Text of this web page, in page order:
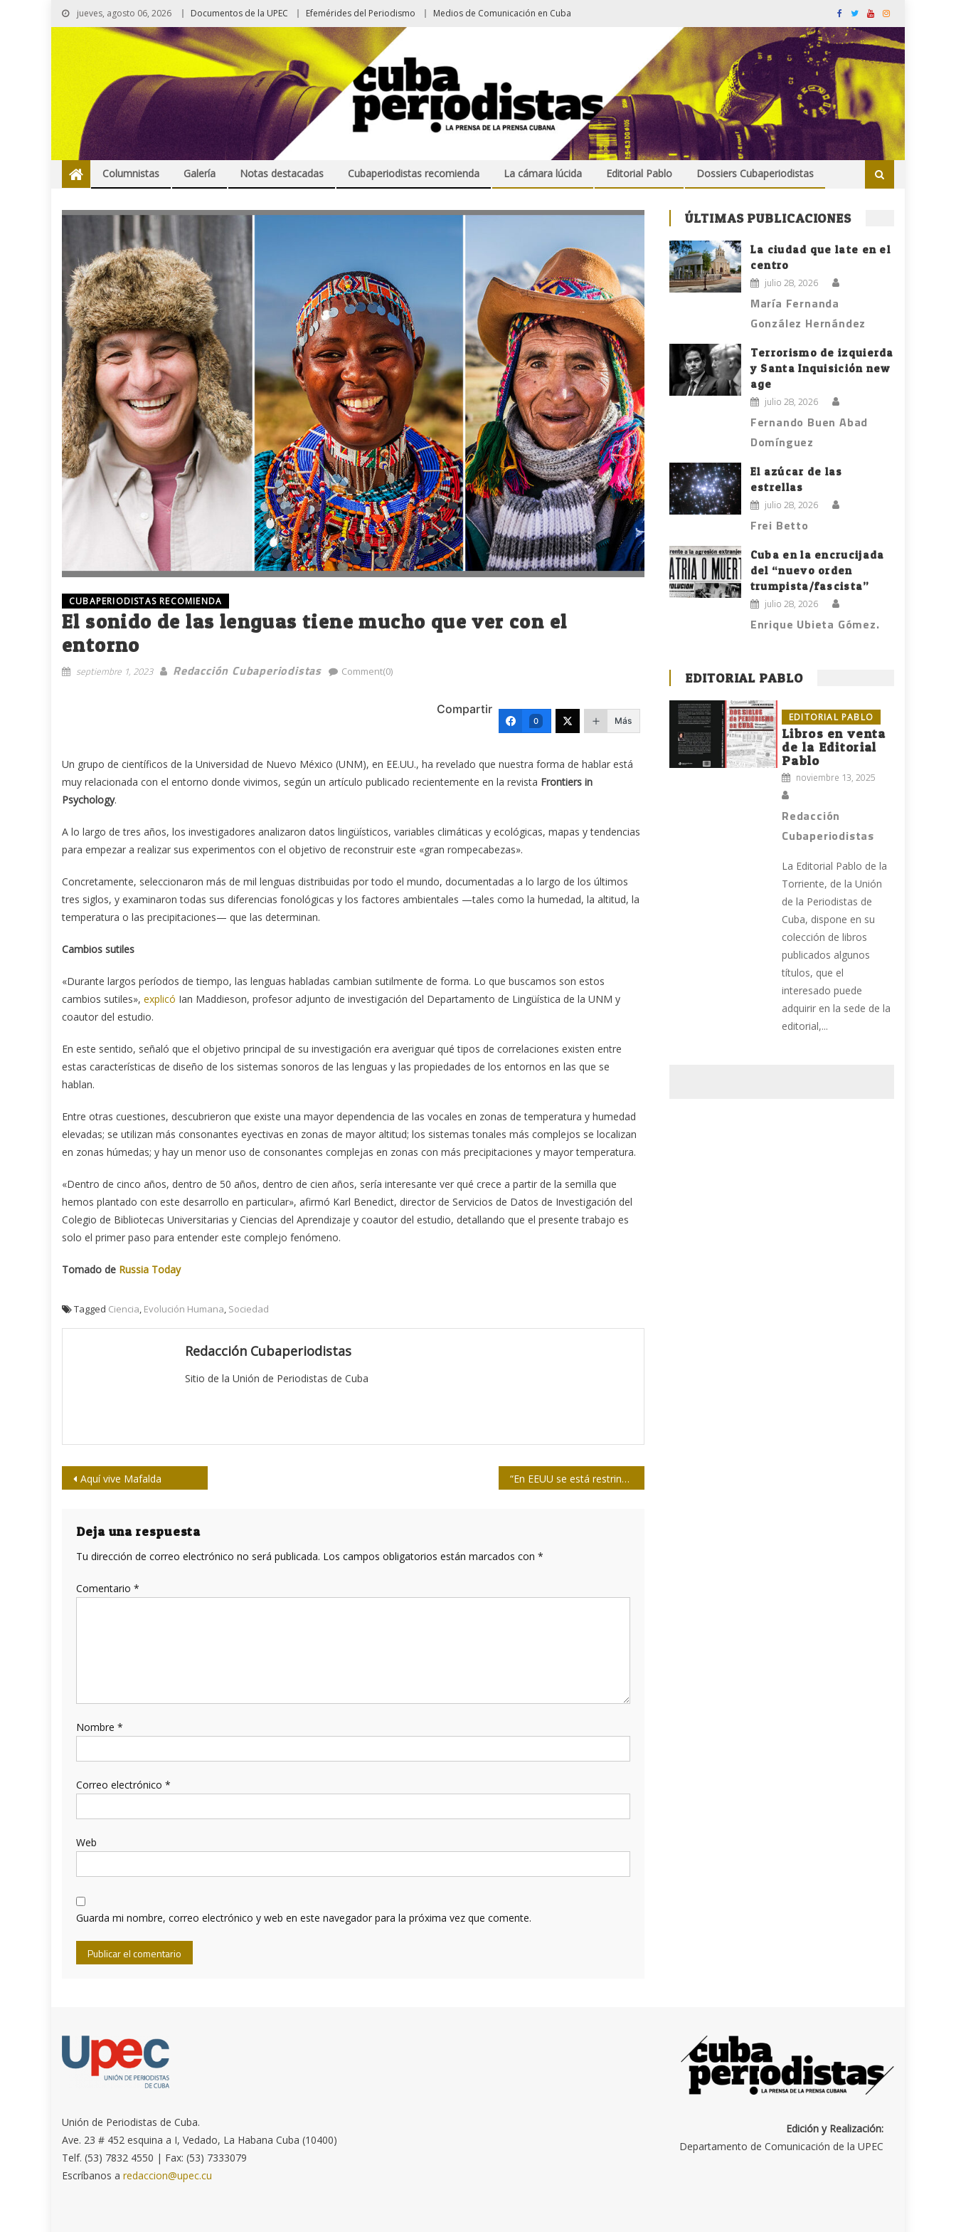
jueves, agosto 06, 2026 Documentos de la UPEC Efemérides del Periodismo Medios de Comunicación en Cuba
Columnistas Galería Notas destacadas Cubaperiodistas recomienda La cámara lúcida Editorial Pablo Dossiers Cubaperiodistas
CUBAPERIODISTAS RECOMIENDA
El sonido de las lenguas tiene mucho que ver con el
entorno
septiembre 1, 2023 Redacción Cubaperiodistas Comment(0)
Compartir
0 Más
Un grupo de científicos de la Universidad de Nuevo México (UNM), en EE.UU., ha revelado que nuestra forma de hablar está
muy relacionada con el entorno donde vivimos, según un artículo publicado recientemente en la revista Frontiers in
Psychology.
A lo largo de tres años, los investigadores analizaron datos lingüísticos, variables climáticas y ecológicas, mapas y tendencias
para empezar a realizar sus experimentos con el objetivo de reconstruir este «gran rompecabezas».
Concretamente, seleccionaron más de mil lenguas distribuidas por todo el mundo, documentadas a lo largo de los últimos
tres siglos, y examinaron todas sus diferencias fonológicas y los factores ambientales —tales como la humedad, la altitud, la
temperatura o las precipitaciones— que las determinan.
Cambios sutiles
«Durante largos períodos de tiempo, las lenguas habladas cambian sutilmente de forma. Lo que buscamos son estos
cambios sutiles», explicó Ian Maddieson, profesor adjunto de investigación del Departamento de Lingüística de la UNM y
coautor del estudio.
En este sentido, señaló que el objetivo principal de su investigación era averiguar qué tipos de correlaciones existen entre
estas características de diseño de los sistemas sonoros de las lenguas y las propiedades de los entornos en las que se
hablan.
Entre otras cuestiones, descubrieron que existe una mayor dependencia de las vocales en zonas de temperatura y humedad
elevadas; se utilizan más consonantes eyectivas en zonas de mayor altitud; los sistemas tonales más complejos se localizan
en zonas húmedas; y hay un menor uso de consonantes complejas en zonas con más precipitaciones y mayor temperatura.
«Dentro de cinco años, dentro de 50 años, dentro de cien años, sería interesante ver qué crece a partir de la semilla que
hemos plantado con este desarrollo en particular», afirmó Karl Benedict, director de Servicios de Datos de Investigación del
Colegio de Bibliotecas Universitarias y Ciencias del Aprendizaje y coautor del estudio, detallando que el presente trabajo es
solo el primer paso para entender este complejo fenómeno.
Tomado de Russia Today
Tagged Ciencia, Evolución Humana, Sociedad
Redacción Cubaperiodistas
Sitio de la Unión de Periodistas de Cuba
Navegación
entradas
Aquí vive Mafalda “En EEUU se está restringiendo lo que los profesores de Historia podemos decir y hacer en el aula”
Deja una respuesta
Tu dirección de correo electrónico no será publicada. Los campos obligatorios están marcados con *
Comentario *
Nombre *
Correo electrónico *
Web
Guarda mi nombre, correo electrónico y web en este navegador para la próxima vez que comente.
ÚLTIMAS PUBLICACIONES
La ciudad que late en el
centro
julio 28, 2026
María Fernanda
González Hernández
Terrorismo de izquierda
y Santa Inquisición new
age
julio 28, 2026
Fernando Buen Abad
Domínguez
El azúcar de las
estrellas
julio 28, 2026
Frei Betto
Cuba en la encrucijada
del “nuevo orden
trumpista/fascista”
julio 28, 2026
Enrique Ubieta Gómez.
EDITORIAL PABLO
EDITORIAL PABLO
Libros en venta
de la Editorial
Pablo
noviembre 13, 2025
Redacción
Cubaperiodistas
La Editorial Pablo de la
Torriente, de la Unión
de la Periodistas de
Cuba, dispone en su
colección de libros
publicados algunos
títulos, que el
interesado puede
adquirir en la sede de la
editorial,...
Unión de Periodistas de Cuba.
Ave. 23 # 452 esquina a I, Vedado, La Habana Cuba (10400)
Telf. (53) 7832 4550 | Fax: (53) 7333079
Escríbanos aredaccion@upec.cu
Edición y Realización:
Departamento de Comunicación de la UPEC